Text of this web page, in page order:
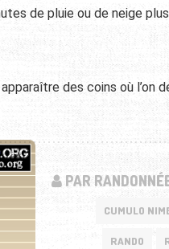
de pluie ou de neige
des coins où l’on
PAR
CUMULO
RANDO